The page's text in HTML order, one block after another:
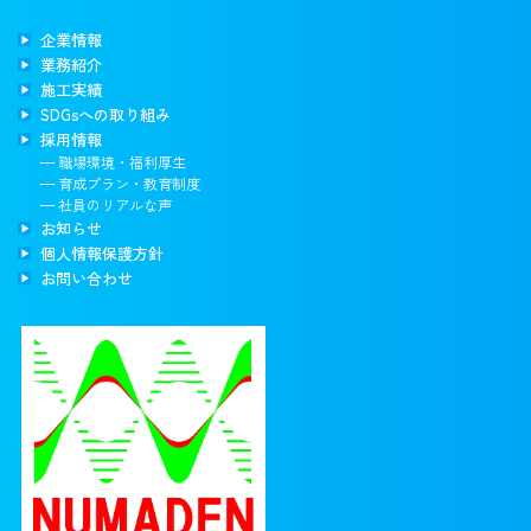
企業情報
業務紹介
施工実績
SDGsへの取り組み
採用情報
職場環境・福利厚生
育成プラン・教育制度
社員のリアルな声
お知らせ
個人情報保護方針
お問い合わせ